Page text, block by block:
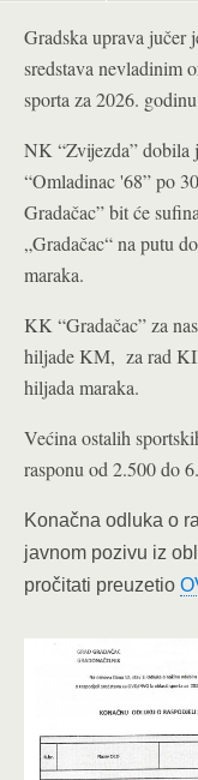
Gradska uprava jučer
sredstava nevladinim
sporta za 2026.
NK “Zvijezda”
“Omladinac '68” po
Gradačac” bit će
„Gradačac“ na putu
maraka.
KK “Gradačac” za
hiljade KM, za rad
hiljada maraka.
Većina ostalih
rasponu od 2.500 do
Konačna odluka o
javnom pozivu iz
pročitati preuzetio